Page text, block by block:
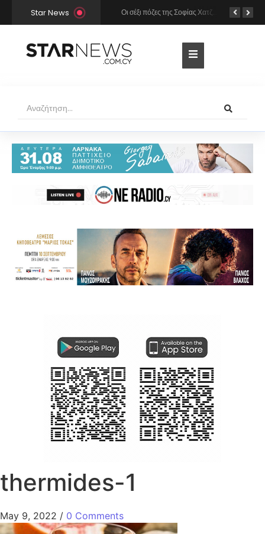
Star News
thermides-1
May 9, 2022 / 0 Comments